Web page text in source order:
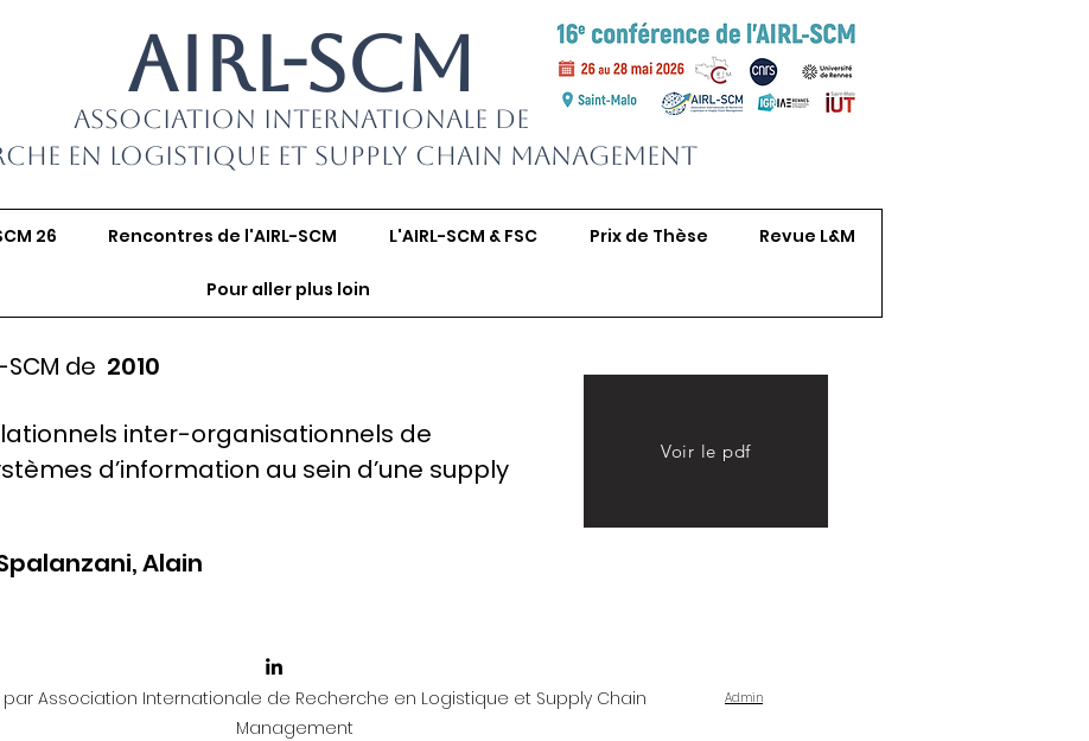
AIRL-SCM
Association Internationale de
en Logistique et Supply Chain Management
26 Rencontres de l'AIRL-SCM L'AIRL-SCM & FSC Prix de Thèse Revue L&M
Pour aller plus loin
de 2010
inter-organisationnels de
d’information au sein d’une supply
Alain
Voir le pdf
Association Internationale de Recherche en Logistique et Supply Chain
Management
Admin